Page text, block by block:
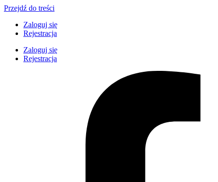
Przejdź do treści
Zaloguj się
Rejestracja
Zaloguj się
Rejestracja